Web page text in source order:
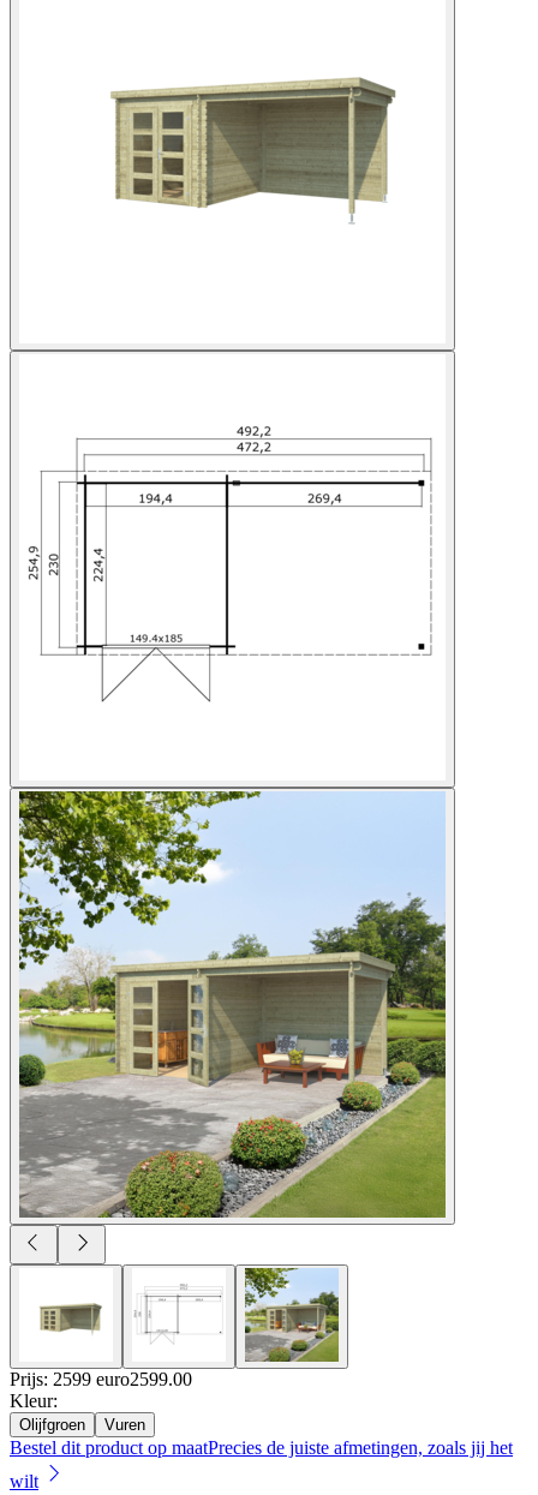
Prijs: 2599 euro2599.00
Kleur:
Olijfgroen Vuren
Bestel dit product op maatPrecies de juiste afmetingen, zoals jij het
wilt